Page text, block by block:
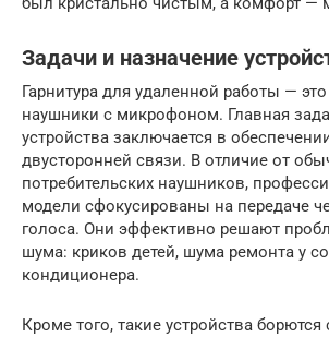
Задачи и назначение
Гарнитура для удаленной работы —
наушники с микрофоном. Главная
устройства заключается в
двусторонней связи. В отличие от
потребительских наушников,
модели сфокусированы на передаче
голоса. Они эффективно решают
шума: криков детей, шума ремонта у
кондиционера.
Кроме того, такие устройства